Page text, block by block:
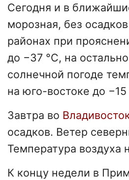
Сегодня и в
морозная, без
районах при
до −37 °C, на
солнечной погоде
на юго-востоке до −15
Завтра во
осадков. Ветер
Температура воздуха
К концу недели в